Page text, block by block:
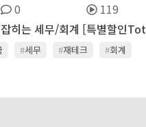
0 119
히는 세무/회계 [특별할인
#세무 #재테크 #회계